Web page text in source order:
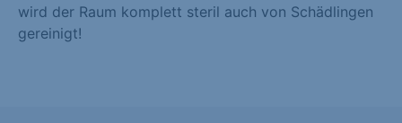
wird der Raum komplett steril auch von Schädlingen
gereinigt!